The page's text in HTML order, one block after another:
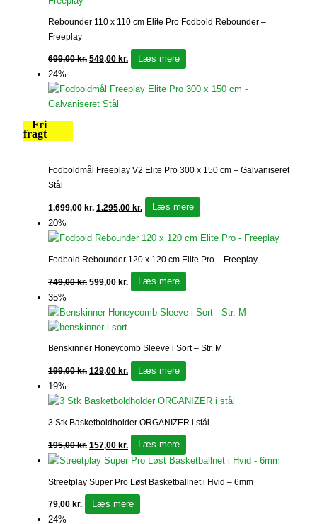
Rebounder 110 x 110 cm Elite Pro Fodbold Rebounder –
Freeplay
699,00kr. 549,00 kr.
Læs mere
24%
Fri
fragt
Fodboldmål Freeplay V2 Elite Pro 300 x 150 cm – Galvaniseret
Stål
1.699,00kr. 1.295,00 kr.
Læs mere
20%
Fodbold Rebounder 120 x 120 cm Elite Pro – Freeplay
749,00kr. 599,00 kr.
Læs mere
35%
Benskinner Honeycomb Sleeve i Sort – Str. M
199,00kr. 129,00 kr.
Læs mere
19%
3 Stk Basketboldholder ORGANIZER i stål
195,00kr. 157,00 kr. Læs mere
Streetplay Super Pro Løst Basketballnet i Hvid – 6mm
79,00 kr.
Læs mere
24%